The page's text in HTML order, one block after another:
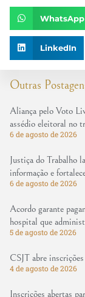
Outras
Aliança pelo Voto
assédio eleitoral no
6 de agosto de 2026
Justiça do Trabalho
informação e
6 de agosto de 2026
Acordo garante
hospital que
5 de agosto de 2026
CSJT abre
4 de agosto de 2026
Inscrições abertas
WhatsApp
LinkedIn